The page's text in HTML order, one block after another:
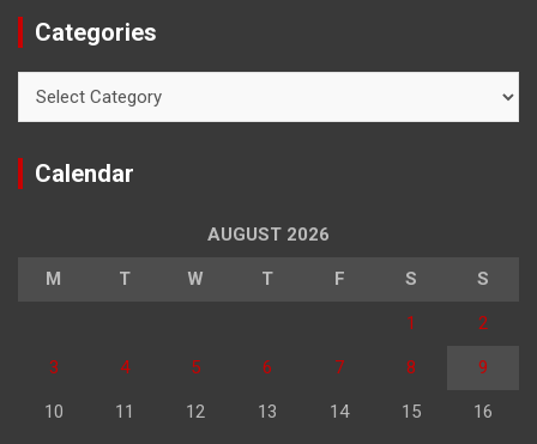
Categories
Calendar
AUGUST 2026
M T W T F S S
1 2
3 4 5 6 7 8 9
10 11 12 13 14 15 16